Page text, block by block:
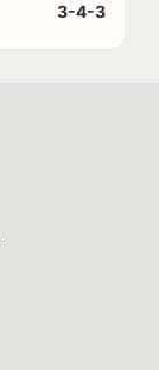
3-4-3